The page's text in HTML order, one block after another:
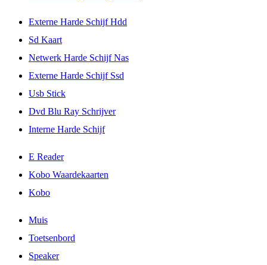
Externe Harde Schijf Hdd
Sd Kaart
Netwerk Harde Schijf Nas
Externe Harde Schijf Ssd
Usb Stick
Dvd Blu Ray Schrijver
Interne Harde Schijf
E Reader
Kobo Waardekaarten
Kobo
Muis
Toetsenbord
Speaker